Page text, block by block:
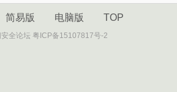
简易版 电脑版 TOP
全论坛 粤ICP备15107817号-2